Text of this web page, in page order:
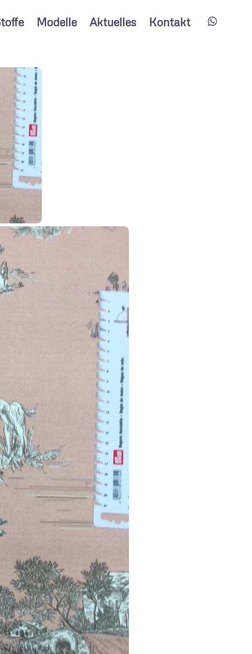
Modelle Aktuelles Kontakt